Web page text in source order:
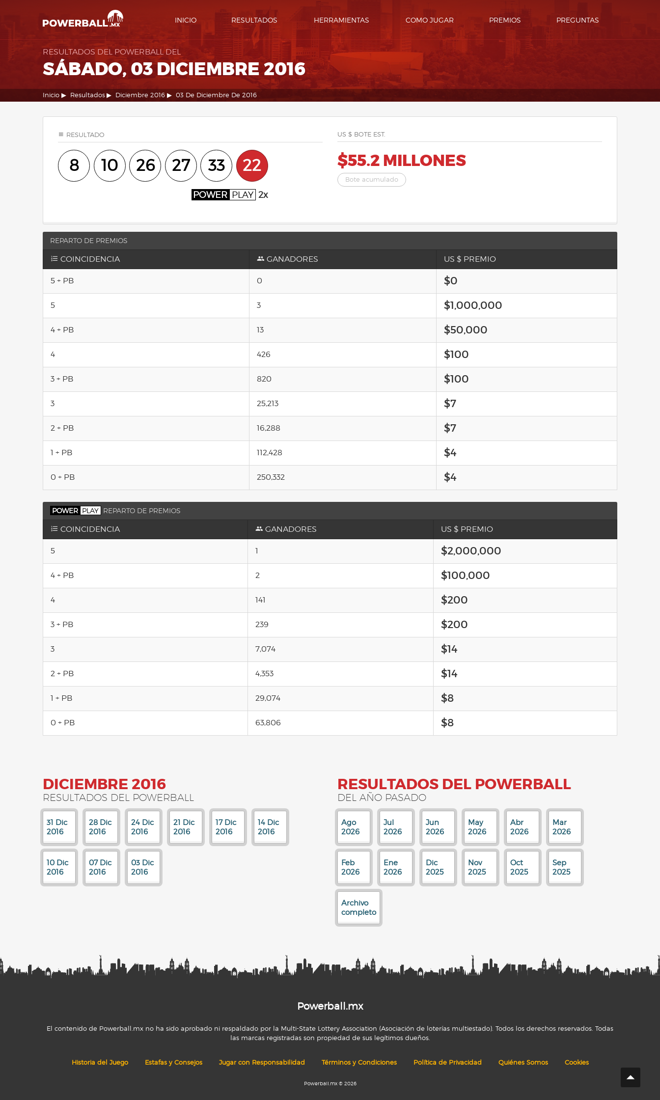
INICIO RESULTADOS HERRAMIENTAS COMO JUGAR PREMIOS PREGUNTAS
RESULTADOS DEL POWERBALL DEL
SÁBADO, 03 DICIEMBRE 2016
Inicio Resultados Diciembre 2016 03 De Diciembre De 2016
RESULTADO
8 10 26 27 33 22
POWER PLAY 2x
US $ BOTE EST.
$55.2 MILLONES
Bote acumulado
REPARTO DE PREMIOS
COINCIDENCIA GANADORES US $ PREMIO
5 + PB 0 $0
5 3 $1,000,000
4 + PB 13 $50,000
4 426 $100
3 + PB 820 $100
3 25,213 $7
2 + PB 16,288 $7
1 + PB 112,428 $4
0 + PB 250,332 $4
POWER PLAY REPARTO DE PREMIOS
COINCIDENCIA GANADORES US $ PREMIO
5 1 $2,000,000
4 + PB 2 $100,000
4 141 $200
3 + PB 239 $200
3 7,074 $14
2 + PB 4,353 $14
1 + PB 29,074 $8
0 + PB 63,806 $8
DICIEMBRE 2016
RESULTADOS DEL POWERBALL
31 Dic
2016
28 Dic
2016
24 Dic
2016
21 Dic
2016
17 Dic
2016
14 Dic
2016
10 Dic
2016
07 Dic
2016
03 Dic
2016
RESULTADOS DEL POWERBALL
DEL AÑO PASADO
Ago
2026
Jul
2026
Jun
2026
May
2026
Abr
2026
Mar
2026
Feb
2026
Ene
2026
Dic
2025
Nov
2025
Oct
2025
Sep
2025
Archivo
completo
Powerball.mx
El contenido de Powerball.mx no ha sido aprobado ni respaldado por la Multi-State Lottery Association (Asociación de loterías multiestado). Todos los derechos reservados. Todas
las marcas registradas son propiedad de sus legítimos dueños.
Historia del Juego Estafas y Consejos Jugar con Responsabilidad Términos y Condiciones Política de Privacidad Quiénes Somos Cookies
Powerball.mx © 2026